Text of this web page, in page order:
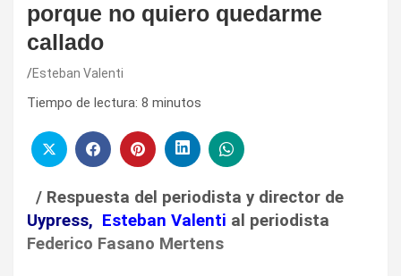
porque no quiero quedarme
callado
Esteban Valenti
Tiempo de lectura: 8 minutos
/ Respuesta del periodista y director de
Uypress, Esteban Valenti al periodista
Federico Fasano Mertens